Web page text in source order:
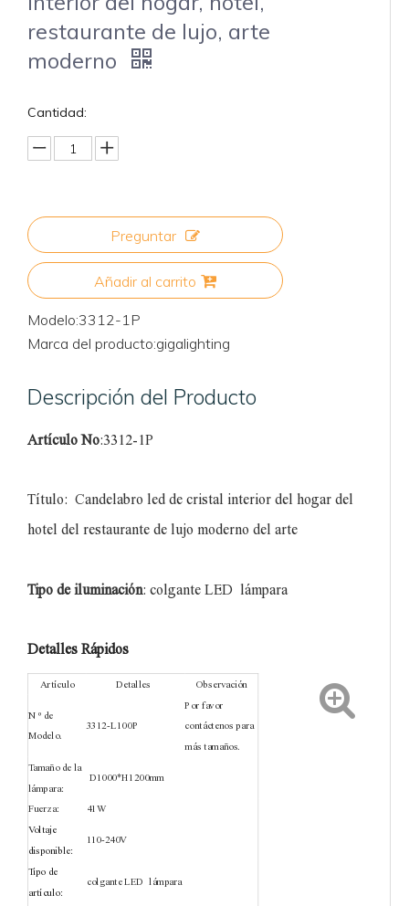
restaurante de lujo, arte
moderno
Cantidad:
Preguntar
Añadir al carrito
Modelo:3312-1P
Marca del producto:gigalighting
Descripción del Producto
Artículo No:3312-1P
Título: Candelabro led de cristal interior del hogar del
hotel del restaurante de lujo moderno del arte
Tipo de iluminación: colgante LED lámpara
Detalles Rápidos
Artículo Detalles Observación
N º de
Modelo.
3312-L100P
Por favor
contáctenos para
más tamaños.
Tamaño de la
lámpara:
D1000*H1200mm
Fuerza: 41W
Voltaje
disponible:
110-240V
Tipo de
artículo:
colgante LED lámpara